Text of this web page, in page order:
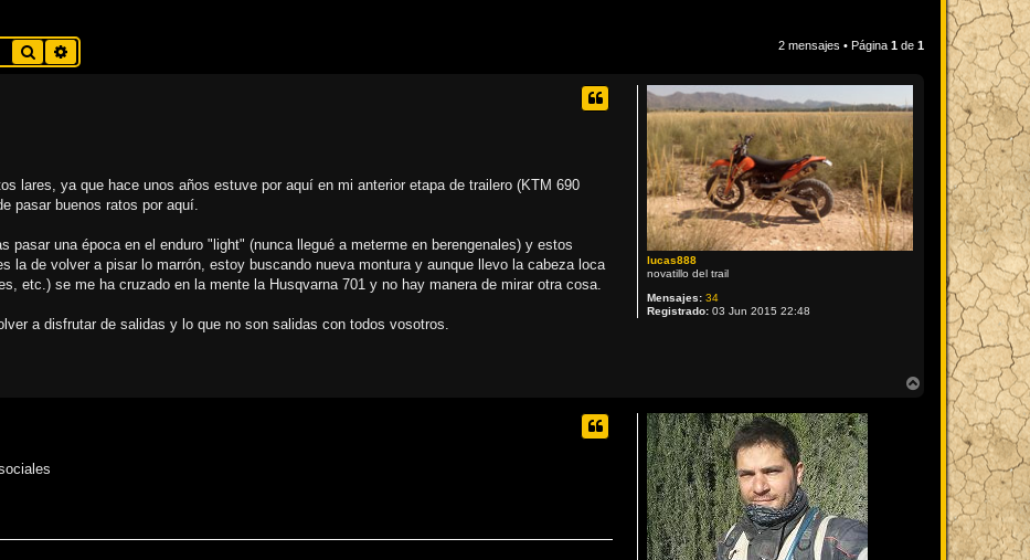
Buscar 2 mensajes • Página 1 de 1
lucas888
novatillo del trail
Mensajes: 34
Registrado:03 Jun 2015 22:48
lares, ya que hace unos años estuve por aquí en mi anterior etapa de trailero (KTM 690
pasar buenos ratos por aquí.
pasar una época en el enduro "light" (nunca llegué a meterme en berengenales) y estos
la de volver a pisar lo marrón, estoy buscando nueva montura y aunque llevo la cabeza loca
etc.) se me ha cruzado en la mente la Husqvarna 701 y no hay manera de mirar otra cosa.
a disfrutar de salidas y lo que no son salidas con todos vosotros.